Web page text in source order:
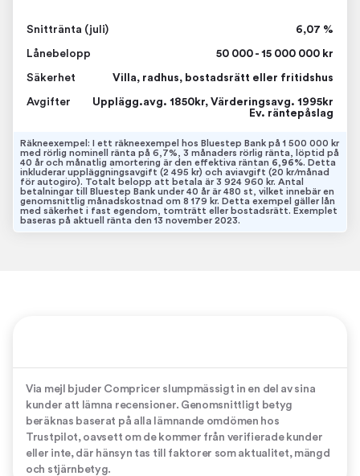
Snittränta (juli) 6,07 %
Lånebelopp 50 000 - 15 000 000 kr
Säkerhet Villa, radhus, bostadsrätt eller fritidshus
Avgifter
Upplägg.avg. 1850kr, Värderingsavg. 1995kr
Ev. räntepåslag
Räkneexempel: I ett räkneexempel hos Bluestep Bank på 1 500 000 kr
med rörlig nominell ränta på 6,7%, 3 månaders rörlig ränta, löptid på
40 år och månatlig amortering är den effektiva räntan 6,96%. Detta
inkluderar uppläggningsavgift (2 495 kr) och aviavgift (20 kr/månad
för autogiro). Totalt belopp att betala är 3 924 960 kr. Antal
betalningar till Bluestep Bank under 40 år är 480 st, vilket innebär en
genomsnittlig månadskostnad om 8 179 kr. Detta exempel gäller lån
med säkerhet i fast egendom, tomträtt eller bostadsrätt. Exemplet
baseras på aktuell ränta den 13 november 2023.
Via mejl bjuder Compricer slumpmässigt in en del av sina
kunder att lämna recensioner. Genomsnittligt betyg
beräknas baserat på alla lämnande omdömen hos
Trustpilot, oavsett om de kommer från verifierade kunder
eller inte, där hänsyn tas till faktorer som aktualitet, mängd
och stjärnbetyg.